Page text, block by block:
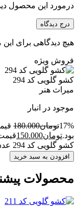
درمورد این محصول
درج دیدگاه
هیچ دیدگاهی برای
فروش ویژه
کشو گلویی کد 294
میراث هنر
موجود در انبار
17%تومان180.000
بود.تومان150.000قیمت
کشو گلویی کد 294 عدد
افزودن به سبد خرید
محصولات